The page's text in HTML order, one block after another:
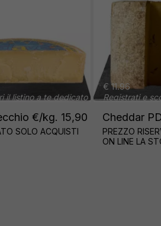
PETTO FETTINE
il listino a te dedicato
SOLO ACQUISTI
POLLO
MAXXI
€ 5.95
PREZZO